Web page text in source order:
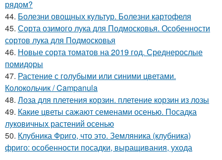
рядом?
44. Болезни овощных культур. Болезни картофеля
45. Сорта озимого лука для Подмосковья. Особенности
сортов лука для Подмосковья
46. Новые сорта томатов на 2019 год. Среднерослые
помидоры
47. Растение с голубыми или синими цветами.
Колокольчик / Campanula
48. Лоза для плетения корзин. плетение корзин из лозы
49. Какие цветы сажают семенами осенью. Посадка
луковичных растений осенью
50. Клубника Фриго, что это. Земляника (клубника)
фриго: особенности посадки, выращивания, ухода